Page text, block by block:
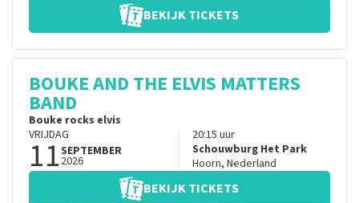
BEKIJK TICKETS
BOUKE AND THE ELVIS MATTERS
BAND
Bouke rocks elvis
VRIJDAG
11SEPTEMBER
2026
20:15 uur
Schouwburg Het Park
Hoorn, Nederland
BEKIJK TICKETS